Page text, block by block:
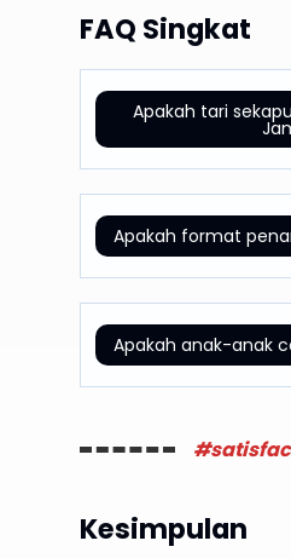
FAQ Singkat
Apakah tari
Apakah format
Apakah anak-anak
Kesimpulan